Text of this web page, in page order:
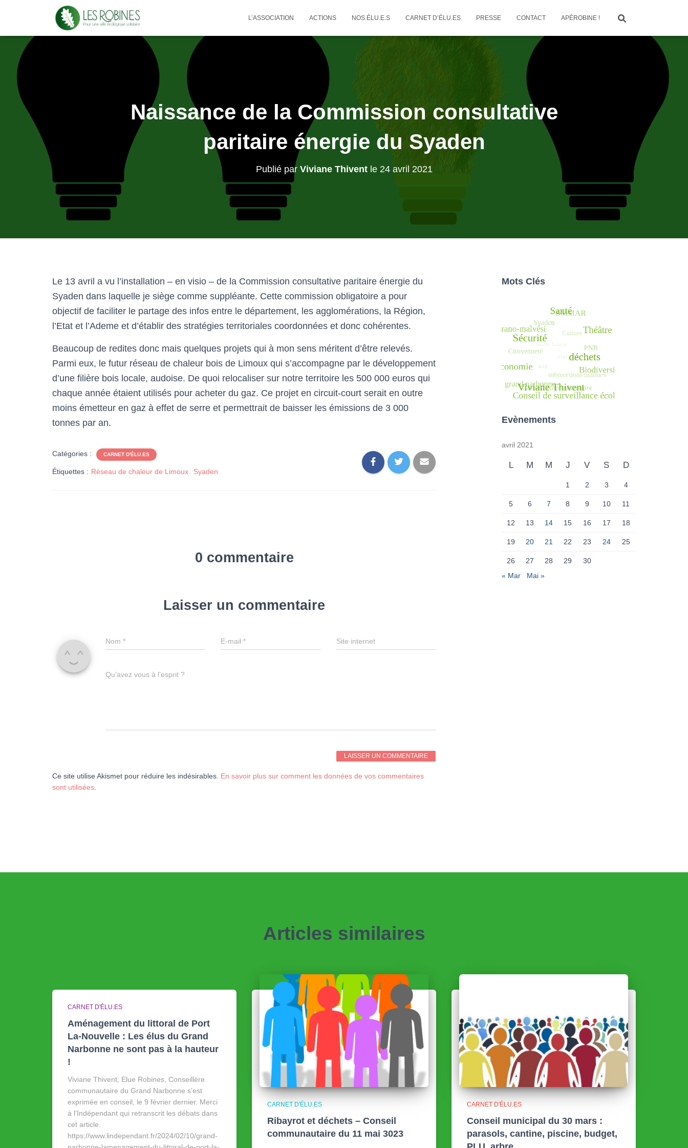
L’ASSOCIATION ACTIONS NOS ÉLU.E.S CARNET D’ÉLU.ES PRESSE CONTACT APÉROBINE !
Naissance de la Commission consultative
paritaire énergie du Syaden
Publié par Viviane Thiventle 24 avril 2021
Le 13 avril a vu l’installation – en visio – de la Commission consultative paritaire énergie du
Syaden dans laquelle je siège comme suppléante. Cette commission obligatoire a pour
objectif de faciliter le partage des infos entre le département, les agglomérations, la Région,
l’Etat et l’Ademe et d’établir des stratégies territoriales coordonnées et donc cohérentes.
Beaucoup de redites donc mais quelques projets qui à mon sens méritent d’être relevés.
Parmi eux, le futur réseau de chaleur bois de Limoux qui s’accompagne par le développement
d’une filière bois locale, audoise. De quoi relocaliser sur notre territoire les 500 000 euros qui
chaque année étaient utilisés pour acheter du gaz. Ce projet en circuit-court serait en outre
moins émetteur en gaz à effet de serre et permettrait de baisser les émissions de 3 000
tonnes par an.
Catégories : CARNET D'ÉLU.ES
Étiquettes : Réseau de chaleur de Limoux Syaden
0 commentaire
Laisser un commentaire
Nom * E-mail* Site internet
Qu’avez vous à l’esprit ?
Ce site utilise Akismet pour réduire les indésirables. En savoir plus sur comment les données de vos commentaires
sont utilisées
Mots Clés
Evènements
avril 2021
L M M J V S D
1 2 3 4
5 6 7 8 9 10 11
12 13 14 15 16 17 18
19 20 21 22 23 24 25
26 27 28 29
30
« Mar
Mai »
Articles similaires
CARNET D'ÉLU.ES
Aménagement du littoral de Port
La-Nouvelle : Les élus du Grand
Narbonne ne sont pas à la hauteur
!
Viviane Thivent, Elue Robines, Conseillère
communautaire du Grand Narbonne s’est
exprimée en conseil, le 9 février dernier. Merci
à l’Indépendant qui retranscrit les débats dans
cet article.
https://www.lindependant.fr/2024/02/10/grand-
CARNET D'ÉLU.ES
Ribayrot et déchets – Conseil
communautaire du 11 mai 3023
CARNET D'ÉLU.ES
Conseil municipal du 30 mars :
parasols, cantine, piscine, budget,